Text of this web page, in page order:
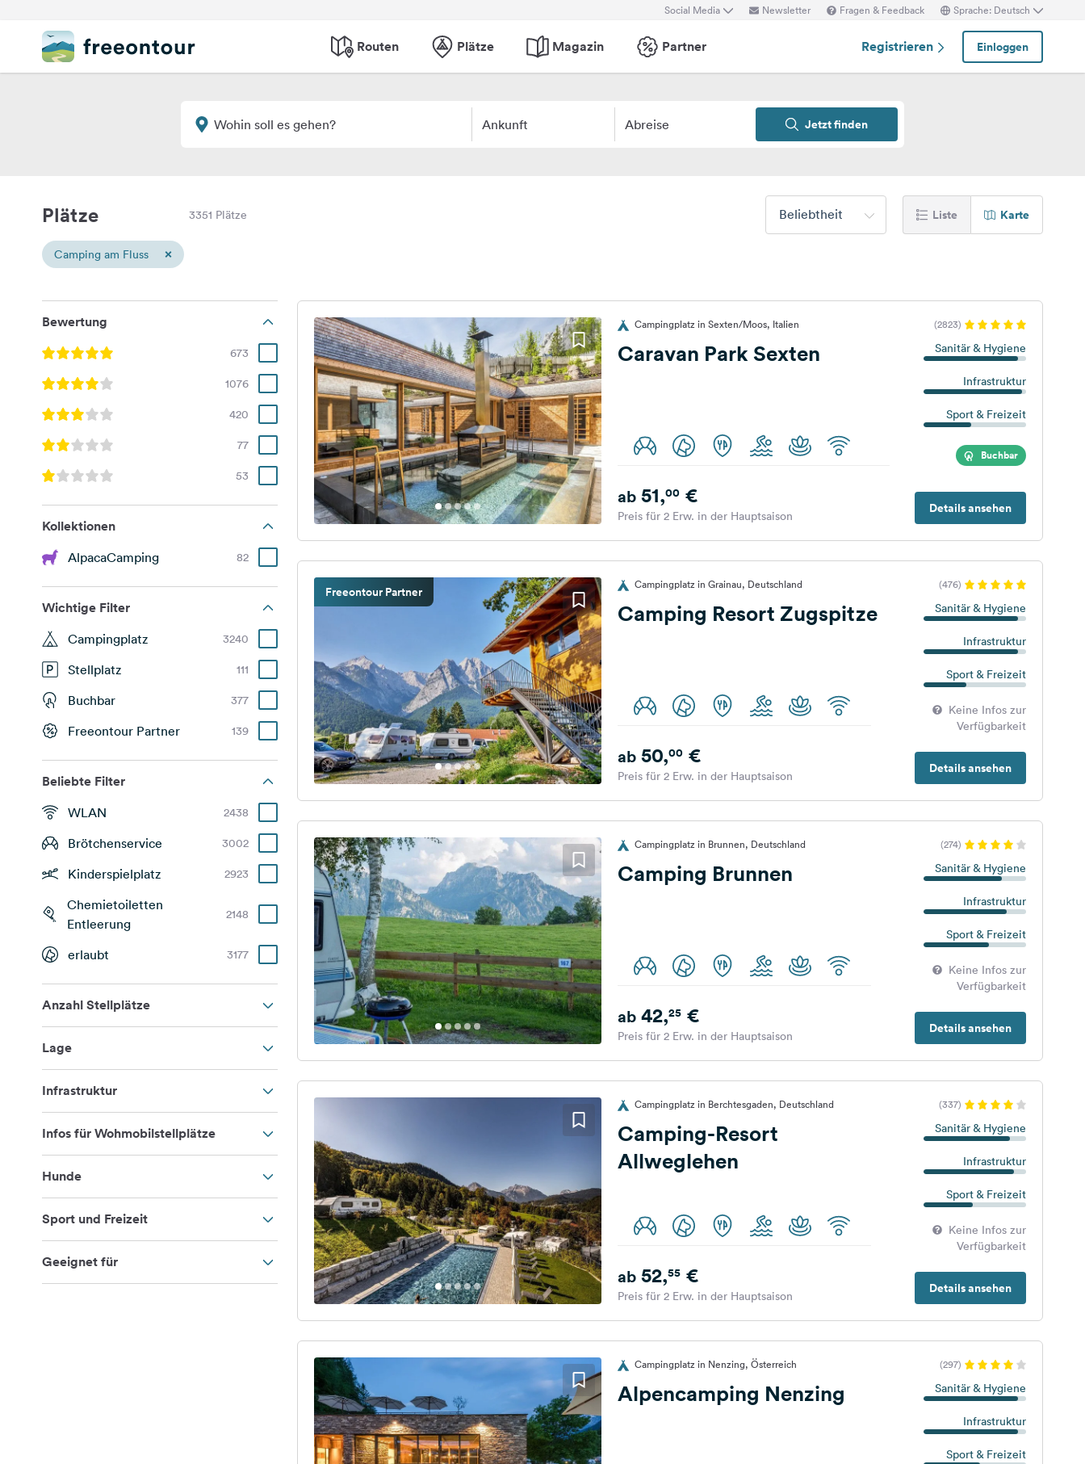
Social Media Newsletter Fragen & Feedback Sprache: Deutsch
Routen Plätze Magazin Partner Registrieren Einloggen
Ankunft Abreise Jetzt finden
Plätze 3351 Plätze Beliebtheit Liste Karte
Camping am Fluss ×
Bewertung
673
1076
420
77
53
Kollektionen
AlpacaCamping 82
Wichtige Filter
Campingplatz 3240
Stellplatz 111
Buchbar 377
Freeontour Partner 139
Beliebte Filter
WLAN 2438
Brötchenservice 3002
Kinderspielplatz 2923
Chemietoiletten
Entleerung
2148
erlaubt 3177
Anzahl Stellplätze
Lage
Infrastruktur
Infos für Wohmobilstellplätze
Hunde
Sport und Freizeit
Geeignet für
Campingplatz in Sexten/Moos, Italien (2823)
Caravan Park Sexten Sanitär & Hygiene
Infrastruktur
Sport & Freizeit
Buchbar
Details ansehen
ab51,00€
Preis für 2 Erw. in der Hauptsaison
Freeontour Partner Campingplatz in Grainau, Deutschland (476)
Camping Resort Zugspitze Sanitär & Hygiene
Infrastruktur
Sport & Freizeit
Keine Infos zur
Verfügbarkeit
Details ansehen
ab50,00€
Preis für 2 Erw. in der Hauptsaison
Campingplatz in Brunnen, Deutschland (274)
Camping Brunnen Sanitär & Hygiene
Infrastruktur
Sport & Freizeit
Keine Infos zur
Verfügbarkeit
Details ansehen
ab42,25€
Preis für 2 Erw. in der Hauptsaison
Campingplatz in Berchtesgaden, Deutschland (337)
Camping-Resort
Allweglehen
Sanitär & Hygiene
Infrastruktur
Sport & Freizeit
Keine Infos zur
Verfügbarkeit
Details ansehen
ab52,55€
Preis für 2 Erw. in der Hauptsaison
Campingplatz in Nenzing, Österreich (297)
Alpencamping Nenzing Sanitär & Hygiene
Infrastruktur
Sport & Freizeit